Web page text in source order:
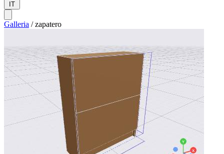
IT
Galleria / zapatero